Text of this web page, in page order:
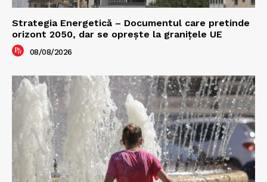
Strategia Energetică – Documentul care pretinde
orizont 2050, dar se oprește la granițele UE
08/08/2026